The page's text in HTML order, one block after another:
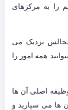
را به مرکزهای
نزدیک می
همه امور را
اصلی آن ها
ها می سپارید و